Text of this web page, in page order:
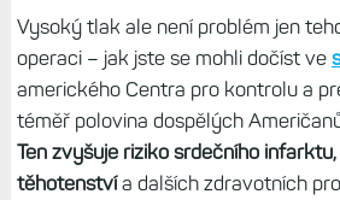
Vysoký tlak ale není problém jen
operaci – jak jste se mohli dočíst ve
amerického Centra pro kontrolu a
téměř polovina dospělých
Ten zvyšuje riziko srdečního
těhotenstvía dalších zdravotních